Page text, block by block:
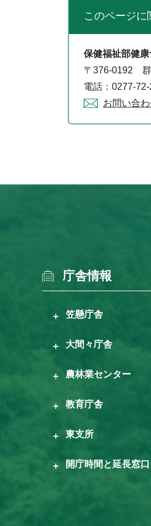
このページに
保健福祉部健
〒376-0192 群
電話：0277-
お問い合
庁舎情報
笠懸庁舎
大間々庁舎
農林業センター
教育庁舎
東支所
開庁時間と延長窓口